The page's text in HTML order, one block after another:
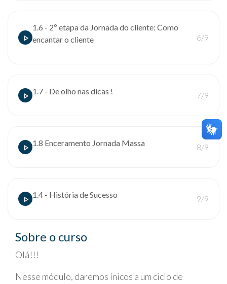
1.6 - 2º etapa da Jornada do cliente: Como
encantar o cliente
6/9
1.7 - De olho nas dicas ! 7/9
1.8 Enceramento Jornada Massa 8/9
1.4 - História de Sucesso 9/9
Sobre o curso
Olá!!!
Nesse módulo, daremos ínicos a um ciclo de